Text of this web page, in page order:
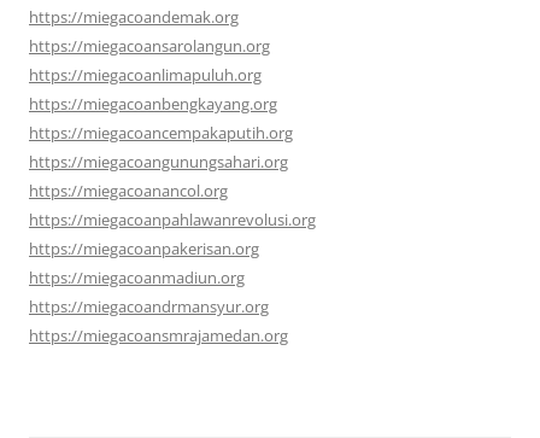
https://miegacoandemak.org
https://miegacoansarolangun.org
https://miegacoanlimapuluh.org
https://miegacoanbengkayang.org
https://miegacoancempakaputih.org
https://miegacoangunungsahari.org
https://miegacoanancol.org
https://miegacoanpahlawanrevolusi.org
https://miegacoanpakerisan.org
https://miegacoanmadiun.org
https://miegacoandrmansyur.org
https://miegacoansmrajamedan.org